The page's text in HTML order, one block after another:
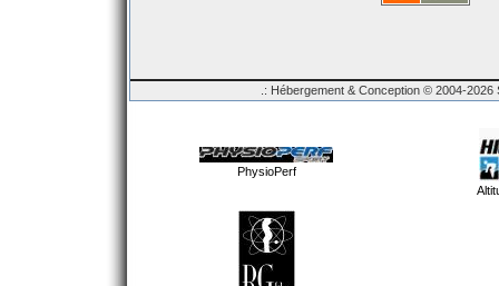
.: Hébergement & Conception © 2004-
PhysioPerf